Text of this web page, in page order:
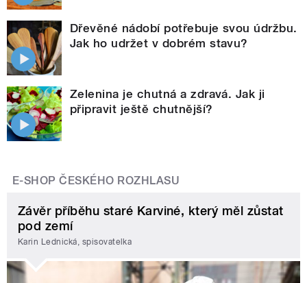
Dřevěné nádobí potřebuje svou údržbu.
Jak ho udržet v dobrém stavu?
Zelenina je chutná a zdravá. Jak ji
připravit ještě chutnější?
E-SHOP ČESKÉHO ROZHLASU
Závěr příběhu staré Karviné, který měl zůstat
pod zemí
Karin Lednická, spisovatelka